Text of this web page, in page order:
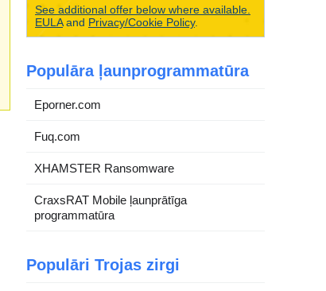
See additional offer below where available.
EULAand Privacy/Cookie Policy.
Populāra ļaunprogrammatūra
Eporner.com
Fuq.com
XHAMSTER Ransomware
CraxsRAT Mobile ļaunprātīga
programmatūra
Populāri Trojas zirgi